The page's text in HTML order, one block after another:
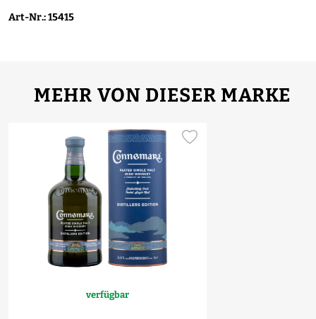
Art-Nr.: 15415
MEHR VON DIESER MARKE
verfügbar